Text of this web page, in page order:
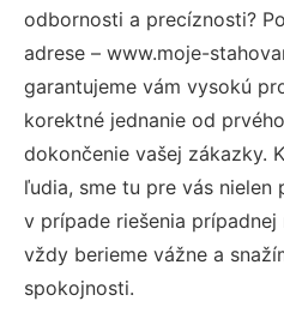
odbornosti a precíznosti?
adrese – www.moje-
garantujeme vám vysokú
korektné jednanie od
dokončenie vašej zákazky.
ľudia, sme tu pre vás nielen
v prípade riešenia
vždy berieme vážne a
spokojnosti.